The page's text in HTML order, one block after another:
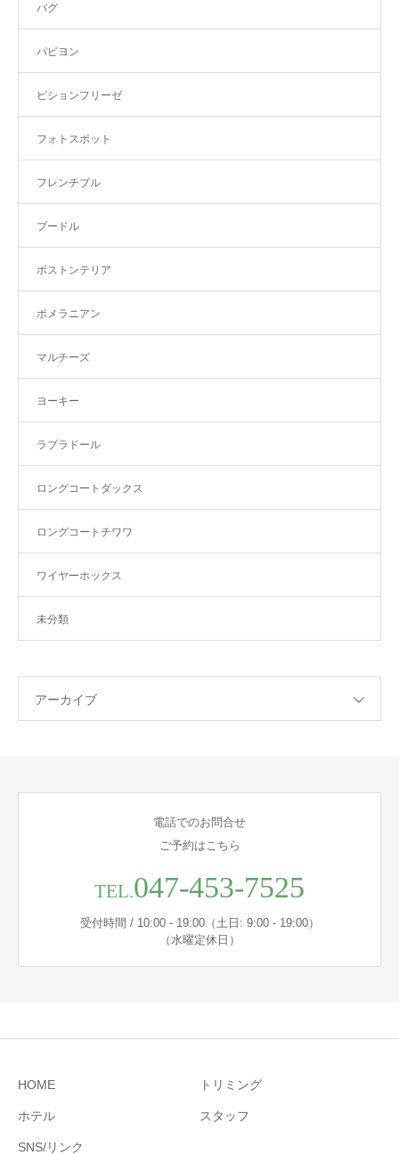
パグ
パピヨン
ビションフリーゼ
フォトスポット
フレンチブル
プードル
ボストンテリア
ポメラニアン
マルチーズ
ヨーキー
ラブラドール
ロングコートダックス
ロングコートチワワ
ワイヤーホックス
未分類
アーカイブ
電話でのお問合せ
ご予約はこちら
TEL.047-453-7525
受付時間 / 10:00 - 19:00（土日: 9:00 - 19:00）
（水曜定休日）
HOME トリミング
ホテル スタッフ
SNS/リンク